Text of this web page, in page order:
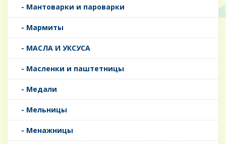
- Мантоварки и пароварки
- Мармиты
- МАСЛА И УКСУСА
- Масленки и паштетницы
- Медали
- Мельницы
- Менажницы